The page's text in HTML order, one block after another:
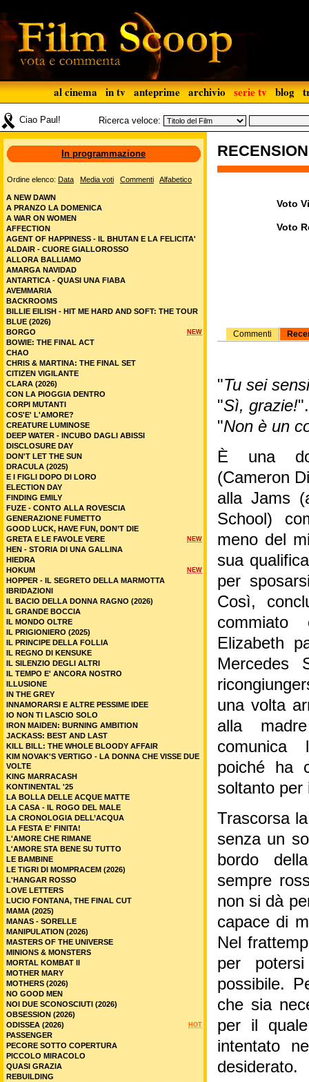
al cinema in tv anteprime archivio serie tv blog
Ciao Paul! Ricerca veloce:
Voto
Voto
Commenti
"Tu sei
"Sì, grazie!".
"Non è un
È una
(Cameron
alla Jams
School)
meno del
sua
per
Così,
Elizabeth
Mercedes
una volta
alla
comunica
poiché ha
soltanto per
Trascorsa
senza un
bordo
sempre
non si dà
capace di
Nel
per
possibile.
che sia
per il
intentato
desiderato.
In programmazione
Ordine elenco: Data Media voti Commenti Alfabetico
A NEW DAWN
A PRANZO LA DOMENICA
A WAR ON WOMEN
AFFECTION
AGENT OF HAPPINESS - IL BHUTAN E LA FELICITA'
ALDAIR - CUORE GIALLOROSSO
ALLORA BALLIAMO
AMARGA NAVIDAD
ANTARTICA - QUASI UNA FIABA
AVEMMARIA
BACKROOMS
BILLIE EILISH - HIT ME HARD AND SOFT: THE TOUR
BLUE (2026)
NEW
BORGO
BOWIE: THE FINAL ACT
CHAO
CHRIS & MARTINA: THE FINAL SET
CITIZEN VIGILANTE
CLARA (2026)
CON LA PIOGGIA DENTRO
CORPI MUTANTI
COS'E' L'AMORE?
CREATURE LUMINOSE
DEEP WATER - INCUBO DAGLI ABISSI
DISCLOSURE DAY
DON'T LET THE SUN
DRACULA (2025)
E I FIGLI DOPO DI LORO
ELECTION DAY
FINDING EMILY
FUZE - CONTO ALLA ROVESCIA
GENERAZIONE FUMETTO
GOOD LUCK, HAVE FUN, DON’T DIE
NEW
GRETA E LE FAVOLE VERE
HEN - STORIA DI UNA GALLINA
HIEDRA
NEW
HOKUM
HOPPER - IL SEGRETO DELLA MARMOTTA
IBRIDAZIONI
IL BACIO DELLA DONNA RAGNO (2026)
IL GRANDE BOCCIA
IL MONDO OLTRE
IL PRIGIONIERO (2025)
IL PRINCIPE DELLA FOLLIA
IL REGNO DI KENSUKE
IL SILENZIO DEGLI ALTRI
IL TEMPO E' ANCORA NOSTRO
ILLUSIONE
IN THE GREY
INNAMORARSI E ALTRE PESSIME IDEE
IO NON TI LASCIO SOLO
IRON MAIDEN: BURNING AMBITION
JACKASS: BEST AND LAST
KILL BILL: THE WHOLE BLOODY AFFAIR
KIM NOVAK'S VERTIGO - LA DONNA CHE VISSE DUE
VOLTE
KING MARRACASH
KONTINENTAL '25
LA BOLLA DELLE ACQUE MATTE
LA CASA - IL ROGO DEL MALE
LA CRONOLOGIA DELL’ACQUA
LA FESTA E' FINITA!
L'AMORE CHE RIMANE
L'AMORE STA BENE SU TUTTO
LE BAMBINE
LE TIGRI DI MOMPRACEM (2026)
L'HANGAR ROSSO
LOVE LETTERS
LUCIO FONTANA, THE FINAL CUT
MAMA (2025)
MANAS - SORELLE
MANIPULATION (2026)
MASTERS OF THE UNIVERSE
MINIONS & MONSTERS
MORTAL KOMBAT II
MOTHER MARY
MOTHERS (2026)
NO GOOD MEN
NOI DUE SCONOSCIUTI (2026)
OBSESSION (2026)
HOT
ODISSEA (2026)
PASSENGER
PECORE SOTTO COPERTURA
PICCOLO MIRACOLO
QUASI GRAZIA
REBUILDING